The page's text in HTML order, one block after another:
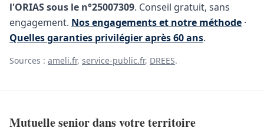
l'ORIAS sous le n°25007309. Conseil gratuit, sans
engagement. Nos engagements et notre méthode ·
Quelles garanties privilégier après 60 ans.
Sources : ameli.fr, service-public.fr, DREES.
Mutuelle senior dans votre territoire